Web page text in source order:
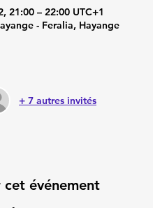
21:00 – 22:00 UTC+1
- Feralia, Hayange
+ 7 autres invités
événement